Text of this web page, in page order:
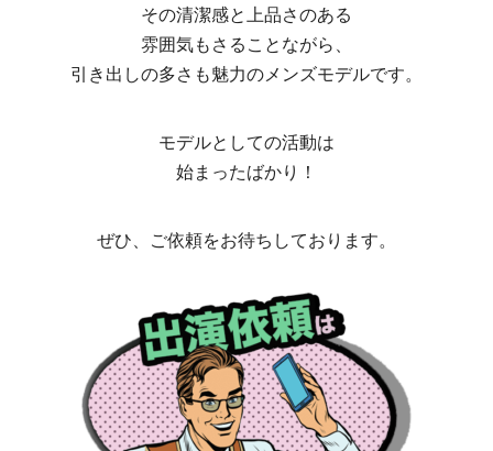
その清潔感と上品さのある
雰囲気もさることながら、
引き出しの多さも魅力のメンズモデルです。
モデルとしての活動は
始まったばかり！
ぜひ、ご依頼をお待ちしております。